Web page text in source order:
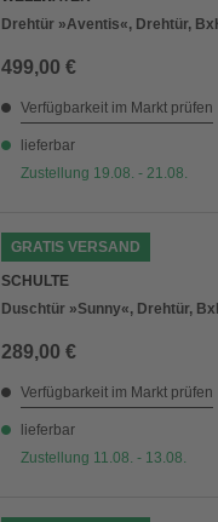
Drehtür »Aventis«, Drehtür,
499,00 €
Verfügbarkeit im Markt prüfen
lieferbar
Zustellung 19.08. - 21.08.
GRATIS VERSAND
SCHULTE
Duschtür »Sunny«, Drehtür,
289,00 €
Verfügbarkeit im Markt prüfen
lieferbar
Zustellung 11.08. - 13.08.